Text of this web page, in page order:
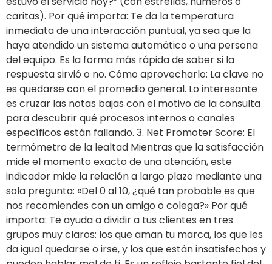
caritas). Por qué importa: Te da la temperatura
inmediata de una interacción puntual, ya sea que la
haya atendido un sistema automático o una persona
del equipo. Es la forma más rápida de saber si la
respuesta sirvió o no. Cómo aprovecharlo: La clave no
es quedarse con el promedio general. Lo interesante
es cruzar las notas bajas con el motivo de la consulta
para descubrir qué procesos internos o canales
específicos están fallando. 3. Net Promoter Score: El
termómetro de la lealtad Mientras que la satisfacción
mide el momento exacto de una atención, este
indicador mide la relación a largo plazo mediante una
sola pregunta: «Del 0 al 10, ¿qué tan probable es que
nos recomiendes con un amigo o colega?» Por qué
importa: Te ayuda a dividir a tus clientes en tres
grupos muy claros: los que aman tu marca, los que les
da igual quedarse o irse, y los que están insatisfechos y